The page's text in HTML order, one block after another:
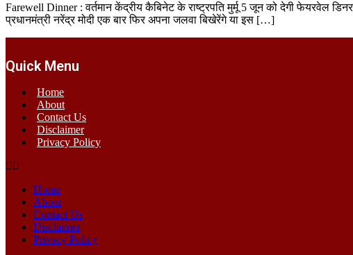
Farewell Dinner : वर्तमान केंद्रीय कैबिनेट के राष्ट्रपति मुर्मू 5 जून को देगी फेयरवेल
प्रधानमंत्री नरेंद्र मोदी एक बार फिर अपना जलवा बिखेरेंगे या इस […]
Quick Menu
Home
About
Contact Us
Disclaimer
Privacy Policy
Home
About
Contact Us
Disclaimer
Privacy Policy